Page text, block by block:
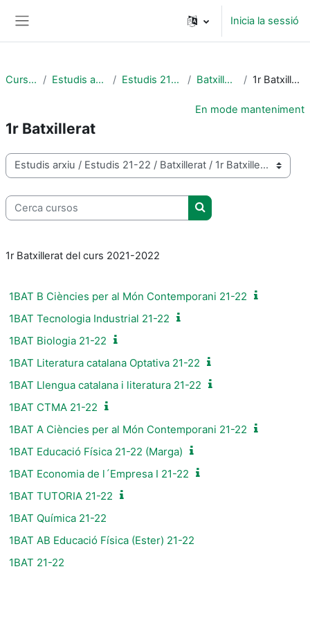
Inicia la sessió
Cursos Estudis arxiu Estudis 21-22 Batxillerat 1r Batxillerat
En mode manteniment
1r Batxillerat
Categories de cursos
Cerca cursos
Cerca cursos
1r Batxillerat del curs 2021-2022
1BAT B Ciències per al Món Contemporani 21-22
1BAT Tecnologia Industrial 21-22
1BAT Biologia 21-22
1BAT Literatura catalana Optativa 21-22
1BAT Llengua catalana i literatura 21-22
1BAT CTMA 21-22
1BAT A Ciències per al Món Contemporani 21-22
1BAT Educació Física 21-22 (Marga)
1BAT Economia de l´Empresa I 21-22
1BAT TUTORIA 21-22
1BAT Química 21-22
1BAT AB Educació Física (Ester) 21-22
1BAT 21-22